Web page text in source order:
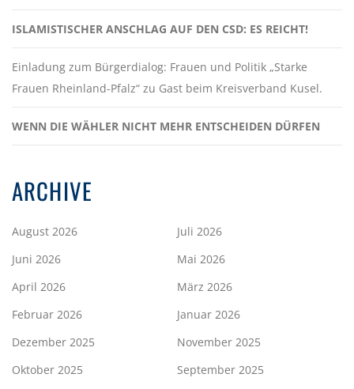
ISLAMISTISCHER ANSCHLAG AUF DEN CSD: ES REICHT!
Einladung zum Bürgerdialog: Frauen und Politik „Starke
Frauen Rheinland-Pfalz“ zu Gast beim Kreisverband Kusel.
WENN DIE WÄHLER NICHT MEHR ENTSCHEIDEN DÜRFEN
ARCHIVE
August 2026
Juli 2026
Juni 2026
Mai 2026
April 2026
März 2026
Februar 2026
Januar 2026
Dezember 2025
November 2025
Oktober 2025
September 2025